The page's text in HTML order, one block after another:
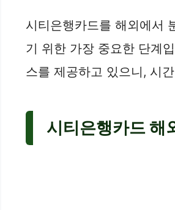
시티은행카드를 해외에서
기 위한 가장 중요한 단계
스를 제공하고 있으니, 시
시티은행카드 해